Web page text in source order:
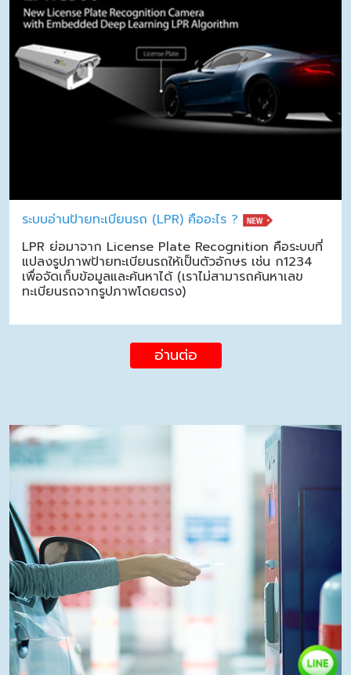
ระบบอ่านป้ายทะเบียนรถ (LPR) คืออะไร ?
LPR ย่อมาจาก License Plate Recognition คือระบบที่
แปลงรูปภาพป้ายทะเบียนรถให้เป็นตัวอักษร เช่น ก1234
เพื่อจัดเก็บข้อมูลและค้นหาได้ (เราไม่สามารถค้นหาเลข
ทะเบียนรถจากรูปภาพโดยตรง)
อ่านต่อ